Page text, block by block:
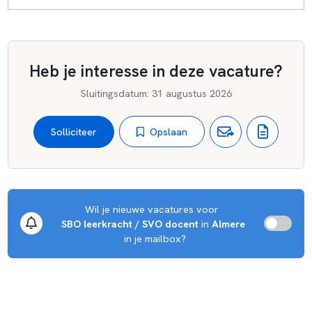
Heb je interesse in deze vacature?
Sluitingsdatum: 31 augustus 2026
Solliciteer Opslaan
Wil je nieuwe vacatures voor
SBO leerkracht / SVO docent in Almere
in je mailbox?